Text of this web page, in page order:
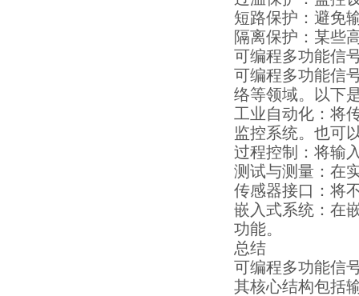
短路保护：避免
隔离保护：某些
可编程多功能信
可编程多功能信
络等领域。以下
工业自动化：将
监控系统。也可
过程控制：将输
测试与测量：在
传感器接口：将
嵌入式系统：在
功能。
总结
可编程多功能信
其核心结构包括